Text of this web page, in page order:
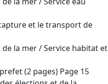
et le transport de
la mer / Service habitat et
(2 pages) Page 15